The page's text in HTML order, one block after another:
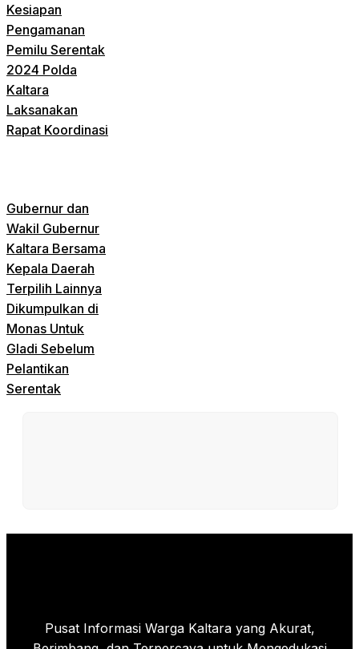
Kesiapan
Pengamanan
Pemilu Serentak
2024 Polda
Kaltara
Laksanakan
Rapat Koordinasi
Gubernur dan
Wakil Gubernur
Kaltara Bersama
Kepala Daerah
Terpilih Lainnya
Dikumpulkan di
Monas Untuk
Gladi Sebelum
Pelantikan
Serentak
Pusat Informasi Warga Kaltara yang Akurat,